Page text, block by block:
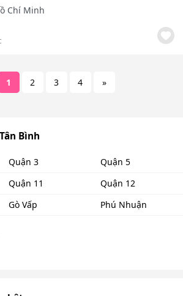
Chí Minh
1 2 3 4 »
Bình
Quận 3
Quận 5
Quận 11
Quận 12
Gò Vấp
Phú Nhuận